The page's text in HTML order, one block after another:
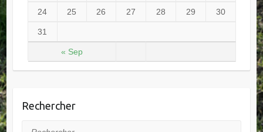
« Sep
24 25 26 27 28 29 30
31
Rechercher
Rechercher